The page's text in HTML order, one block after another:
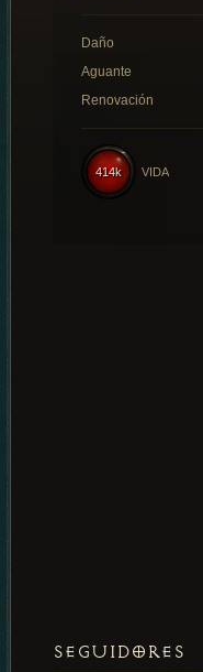
Daño
Aguante
Renovación
414k VIDA
SEGUIDORES